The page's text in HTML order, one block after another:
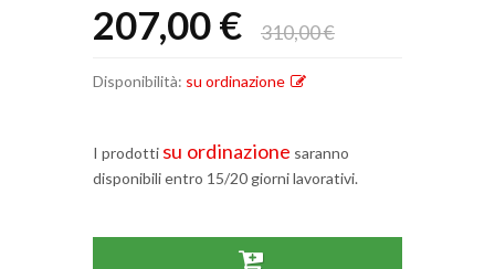
207,00 € 310,00 €
Disponibilità: su ordinazione
I prodotti su ordinazione saranno
disponibili entro 15/20 giorni lavorativi.